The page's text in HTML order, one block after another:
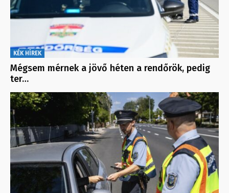
KÉK HÍREK
Mégsem mérnek a jövő héten a rendőrök, pedig
ter…